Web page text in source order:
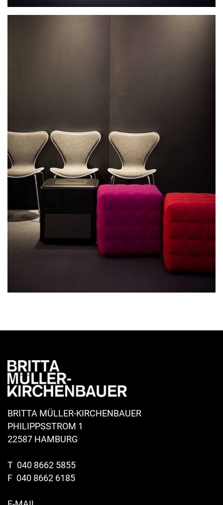
BRITTA MÜLLER-KIRCHENBAUER
PHILIPPSSTROM 1
22587 HAMBURG
T 040 8662 5855
F 040 8662 6185